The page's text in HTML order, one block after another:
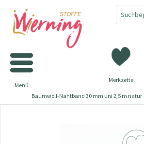
Merkzettel
Menü
Baumwoll-Nahtband 30 mm uni 2,5 m natur